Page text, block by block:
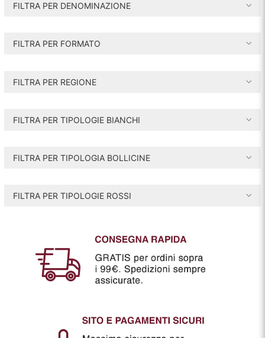
FILTRA PER DENOMINAZIONE
FILTRA PER FORMATO
FILTRA PER REGIONE
FILTRA PER TIPOLOGIE BIANCHI
FILTRA PER TIPOLOGIA BOLLICINE
FILTRA PER TIPOLOGIE ROSSI